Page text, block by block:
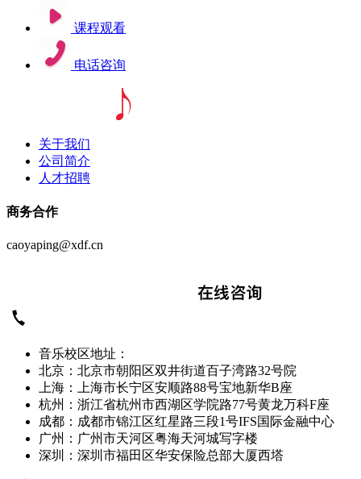
课程观看
电话咨询
关于我们
公司简介
人才招聘
商务合作
caoyaping@xdf.cn
音乐校区地址：
北京：北京市朝阳区双井街道百子湾路32号院
上海：上海市长宁区安顺路88号宝地新华B座
杭州：浙江省杭州市西湖区学院路77号黄龙万科F座
成都：成都市锦江区红星路三段1号IFS国际金融中心
广州：广州市天河区粤海天河城写字楼
深圳：深圳市福田区华安保险总部大厦西塔